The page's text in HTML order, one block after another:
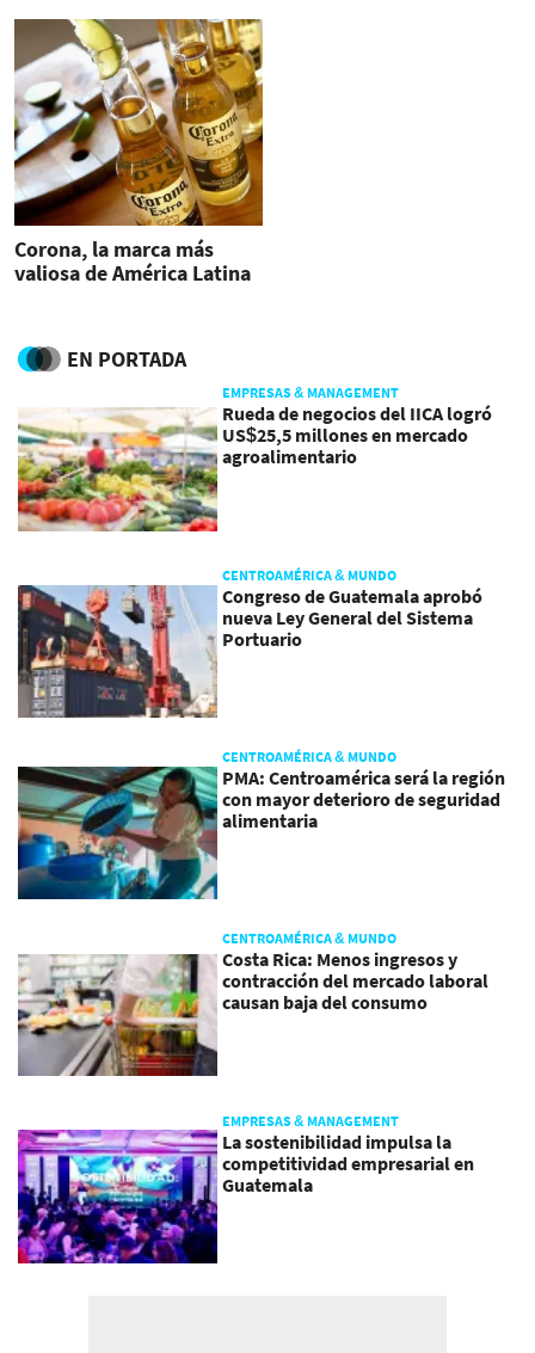
Corona, la marca más
valiosa de América Latina
EN PORTADA
EMPRESAS & MANAGEMENT
Rueda de negocios del IICA logró
US$25,5 millones en mercado
agroalimentario
CENTROAMÉRICA & MUNDO
Congreso de Guatemala aprobó
nueva Ley General del Sistema
Portuario
CENTROAMÉRICA & MUNDO
PMA: Centroamérica será la región
con mayor deterioro de seguridad
alimentaria
CENTROAMÉRICA & MUNDO
Costa Rica: Menos ingresos y
contracción del mercado laboral
causan baja del consumo
EMPRESAS & MANAGEMENT
La sostenibilidad impulsa la
competitividad empresarial en
Guatemala